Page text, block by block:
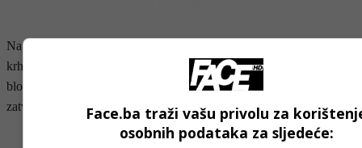
Napetosti između Washingtona i Teherana ostale su povišene uprkos
krhko primirje postignuto početkom aprila. SAD je nastavio
blokadu iranskih luka, dok je Iran držao Hormuški moreuz
zatvorenim od početka sukoba.
- OGLAS -
Face.ba traži vašu privolu za
osobnih podataka za sljedeće: